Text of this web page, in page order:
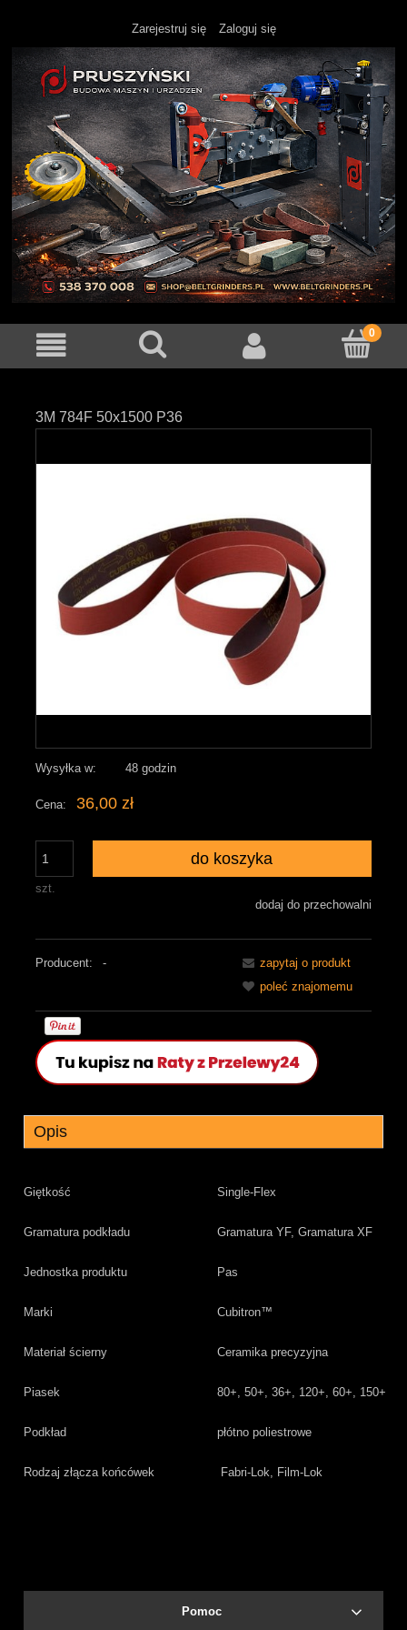
Zarejestruj się Zaloguj się
3M 784F 50x1500 P36
Wysyłka w: 48 godzin
Cena: 36,00 zł
szt.
do koszyka
dodaj do przechowalni
Producent: -
zapytaj o produkt
poleć znajomemu
Opis
Giętkość Single-Flex
Gramatura podkładu Gramatura YF, Gramatura XF
Jednostka produktu Pas
Marki Cubitron™
Materiał ścierny Ceramika precyzyjna
Piasek 80+, 50+, 36+, 120+, 60+, 150+
Podkład płótno poliestrowe
Rodzaj złącza końcówek Fabri-Lok, Film-Lok
Pomoc